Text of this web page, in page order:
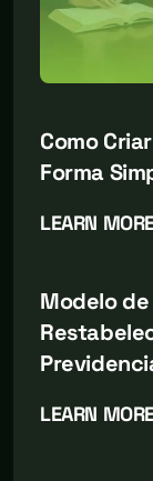
Como
Forma
LEARN
Modelo
LEARN